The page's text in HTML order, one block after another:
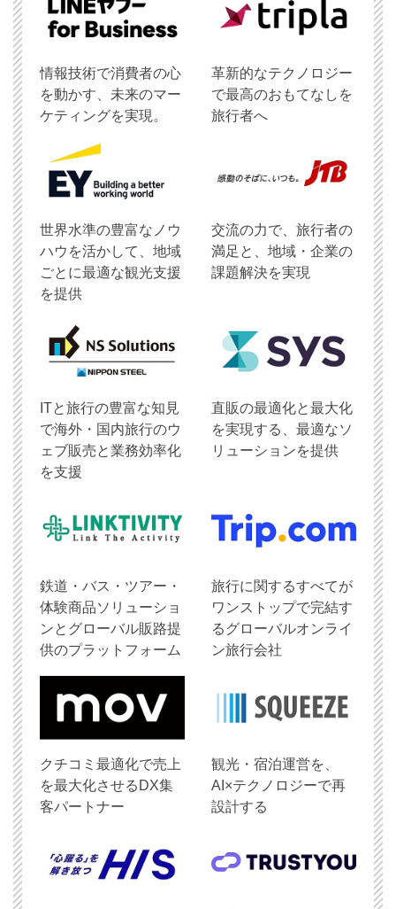
情報技術で消費者の心
を動かす、未来のマー
ケティングを実現。
革新的なテクノロジー
で最高のおもてなしを
旅行者へ
世界水準の豊富なノウ
ハウを活かして、地域
ごとに最適な観光支援
を提供
交流の力で、旅行者の
満足と、地域・企業の
課題解決を実現
ITと旅行の豊富な知見
で海外・国内旅行のウ
ェブ販売と業務効率化
を支援
直販の最適化と最大化
を実現する、最適なソ
リューションを提供
鉄道・バス・ツアー・
体験商品ソリューショ
ンとグローバル販路提
供のプラットフォーム
旅行に関するすべてが
ワンストップで完結す
るグローバルオンライ
ン旅行会社
クチコミ最適化で売上
を最大化させるDX集
客パートナー
観光・宿泊運営を、
AI×テクノロジーで再
設計する